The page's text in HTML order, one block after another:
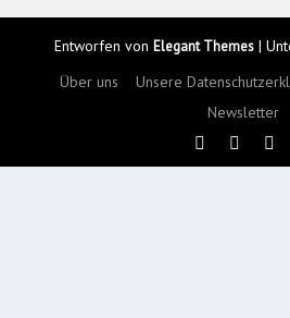
Entworfen von Elegant Themes|
Über uns Unsere
Newsletter